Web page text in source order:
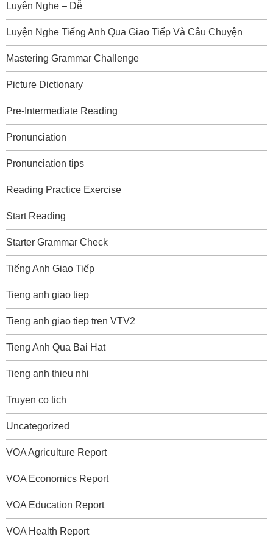
Luyện Nghe – Dễ
Luyện Nghe Tiếng Anh Qua Giao Tiếp Và Câu Chuyện
Mastering Grammar Challenge
Picture Dictionary
Pre-Intermediate Reading
Pronunciation
Pronunciation tips
Reading Practice Exercise
Start Reading
Starter Grammar Check
Tiếng Anh Giao Tiếp
Tieng anh giao tiep
Tieng anh giao tiep tren VTV2
Tieng Anh Qua Bai Hat
Tieng anh thieu nhi
Truyen co tich
Uncategorized
VOA Agriculture Report
VOA Economics Report
VOA Education Report
VOA Health Report